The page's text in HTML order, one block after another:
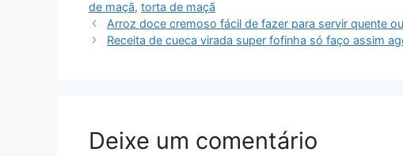
de maçã, torta de maçã
Arroz doce cremoso fácil de fazer para servir quente
Receita de cueca virada super fofinha só faço assim
Deixe um comentário